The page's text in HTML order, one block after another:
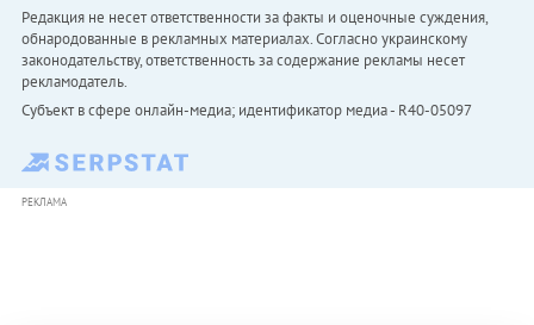
Редакция не несет ответственности за факты и оценочные суждения,
обнародованные в рекламных материалах. Согласно украинскому
законодательству, ответственность за содержание рекламы несет
рекламодатель.
Субъект в сфере онлайн-медиа; идентификатор медиа - R40-05097
РЕКЛАМА